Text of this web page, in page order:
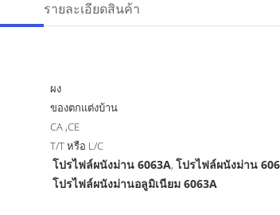
รายละเอียดสินค้า
ผง
ของตกแต่งบ้าน
CA ,CE
T/T หรือ L/C
โปรไฟล์ผนังม่าน 6063A,โปรไฟล์ผนังม่าน
โปรไฟล์ผนังม่านอลูมิเนียม 6063A